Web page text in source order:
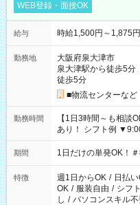
WEB登録・面接OK
給与 時給1,500円～1,875円
勤務地
大阪府泉大津市
泉大津駅から徒歩5分
徒歩5分
■物流センターな
勤務時間
【1日3時間～も相談
あり！ シフト例
▼18:00～21:00
期間 1日だけの単発OK！
特徴 週1日からOK / 日払
OK / 服装自由 / シフ
し / パソコンスキル